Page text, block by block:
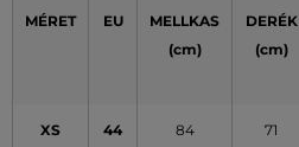
MÉRET EU
MELLKAS
(cm)
DERÉK
(cm)
XS 44 84 71